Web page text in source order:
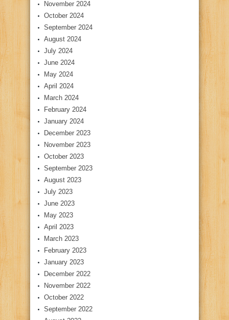
November 2024
October 2024
September 2024
August 2024
July 2024
June 2024
May 2024
April 2024
March 2024
February 2024
January 2024
December 2023
November 2023
October 2023
September 2023
August 2023
July 2023
June 2023
May 2023
April 2023
March 2023
February 2023
January 2023
December 2022
November 2022
October 2022
September 2022